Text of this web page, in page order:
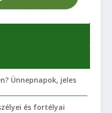
Ünnepnapok, jeles
és fortélyai